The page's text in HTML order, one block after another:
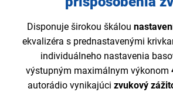
Disponuje širokou škálou
ekvalizéra s prednastavenými
individuálneho nastavenia
výstupným maximálnym výkonom
autorádio vynikajúcizvukový